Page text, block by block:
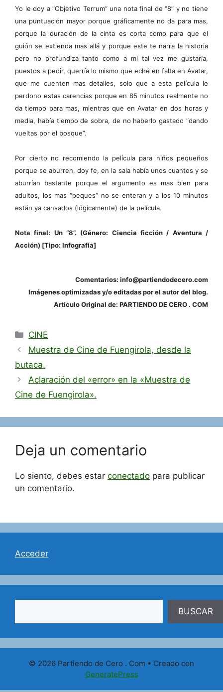
Yo le doy a “Objetivo Terrum” una nota final de “8” y no tiene
una puntuación mayor porque gráficamente no da para mas,
porque la duración de la cinta es corta como para que el
guión se extienda mas allá y porque este te narra la historia
pero no profundiza tanto como a mi tal vez me gustaría,
puestos a pedir, querría lo mismo que eché en falta en Avatar,
que me cuenten mas detalles, solo que a esta película le
perdono estas carencias porque en 85 minutos realmente no
da tiempo para mas, mientras que en Avatar en dos horas y
media, había tiempo de sobra, de no haberlo gastado “dando
vueltas por el bosque”.
Por cierto no recomiendo la película para niños pequeños
porque se aburren, doy fe, en la sala había unos cuantos y se
aburrían bastante porque el argumento es mas bien para
adultos, los mas “peques” no se enteran y a los 10 minutos
están ya cansados (lógicamente) de la película.
Nota final: Un “8”. (Género: Ciencia ficción / Aventura /
Acción) [Tipo: Infografía]
Comentarios: info@partiendodecero.com
Imágenes optimizadas y/o editadas por el autor del blog.
Artículo Original de: PARTIENDO DE CERO . COM
Categorías
CINE
Muestra de Cine de Fuengirola, desde la
butaca.
Aclaración del «error» en la «Muestra de
Cine de Fuengirola».
Deja un comentario
Lo siento, debes estar conectado para publicar
un comentario.
Acceder
BUSCAR
© 2026 Partiendo de Cero . Com • Creado con
GeneratePress